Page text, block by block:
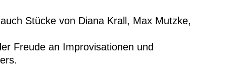
Stücke von Diana Krall, Max Mutzke,
Freude an Improvisationen und